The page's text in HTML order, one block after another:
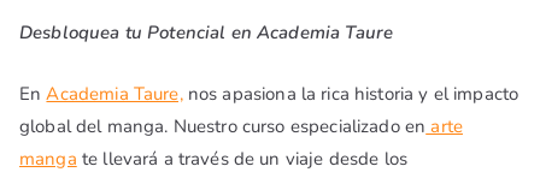
Desbloquea tu Potencial en Academia Taure
EnAcademia Taure,nos apasiona la rica historia y el impacto
global del manga. Nuestro curso especializado en arte
manga te llevará a través de un viaje desde los